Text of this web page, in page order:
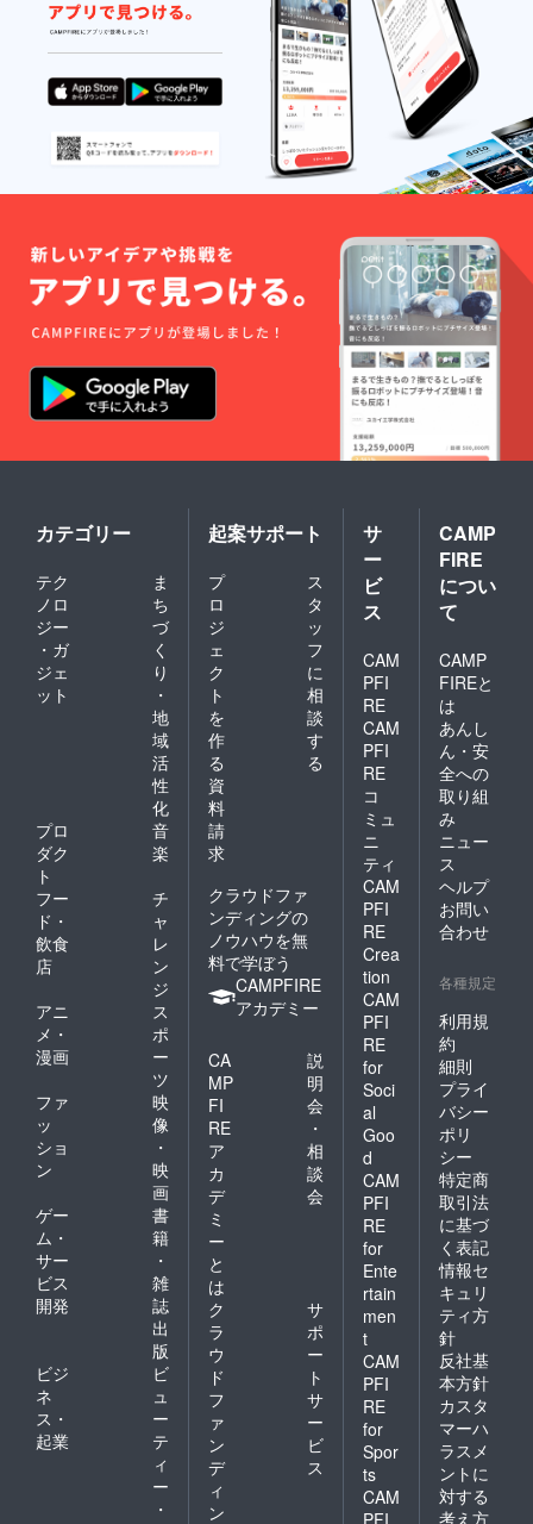
カテゴリー
テク
ノロ
ジー
・ガ
ジェ
ット
ま
ち
づ
く
り
・
地
域
活
性
化
プロ
ダク
ト
音
楽
フー
ド・
飲食
店
チ
ャ
レ
ン
ジ
アニ
メ・
漫画
ス
ポ
ー
ツ
ファ
ッ
ショ
ン
映
像
・
映
画
ゲー
ム・
サー
ビス
開発
書
籍
・
雑
誌
出
版
ビジ
ネ
ス・
起業
ビ
ュ
ー
テ
ィ
ー
・
起案サポート
プ
ロ
ジ
ェ
ク
ト
を
作
る
ス
タ
ッ
フ
に
相
談
す
る
資
料
請
求
クラウドファ
ンディングの
ノウハウを無
料で学ぼう
CAMPFIRE
アカデミー
CA
MP
FI
RE
ア
カ
デ
ミ
ー
と
は
説
明
会
・
相
談
会
ク
ラ
ウ
ド
フ
ァ
ン
デ
ィ
ン
サ
ポ
ー
ト
サ
ー
ビ
ス
サ
ー
ビ
ス
CAM
PFI
RE
CAM
PFI
RE
コ
ミュ
ニ
ティ
CAM
PFI
RE
Crea
tion
CAM
PFI
RE
for
Soci
al
Goo
d
CAM
PFI
RE
for
Ente
rtain
men
t
CAM
PFI
RE
for
Spor
ts
CAM
CAMP
FIRE
につい
て
CAMP
FIREと
は
あんし
ん・安
全への
取り組
み
ニュー
ス
ヘルプ
お問い
合わせ
各種規定
利用規
約
細則
プライ
バシー
ポリ
シー
特定商
取引法
に基づ
く表記
情報セ
キュリ
ティ方
針
反社基
本方針
カスタ
マーハ
ラスメ
ントに
対する
考え方